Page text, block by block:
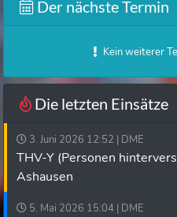
Der nächste Termin
Kein weiterer
Die letzten Einsätze
3. Juni 2026 12:52 | DME
THV-Y (Personen
Ashausen
5. Mai 2026 15:04 | DME